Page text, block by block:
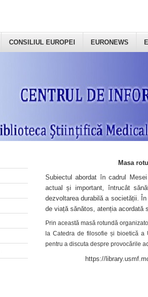
CONSILIUL EUROPEI EURONEWS
Masa
Subiectul abordat în cadrul
actual și important, întrucât
dezvoltarea durabilă a societății.
de viață sănătos, atenția acordată
Prin această masă rotundă
la Catedra de filosofie și bioetică a
pentru a discuta despre provocările
https://